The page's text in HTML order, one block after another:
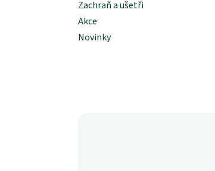
Zachraň a ušetři
Akce
Novinky